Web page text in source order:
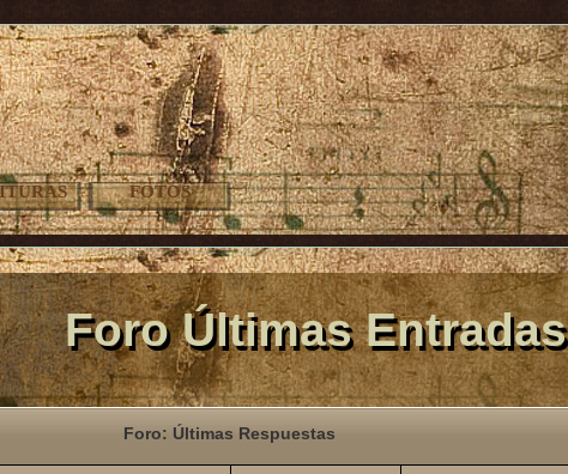
FOTOS
Foro Últimas Entradas
Foro: Últimas Respuestas